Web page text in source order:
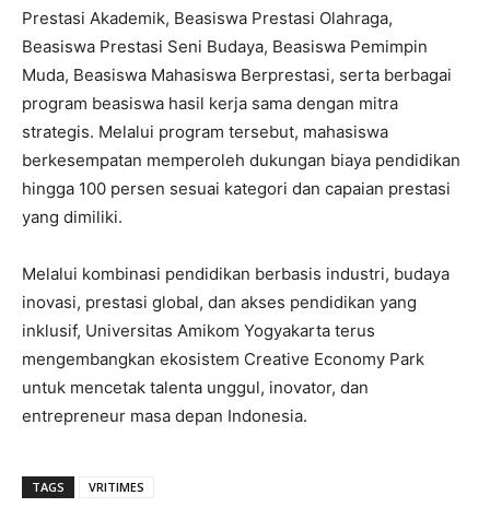
Prestasi Akademik, Beasiswa Prestasi Olahraga,
Beasiswa Prestasi Seni Budaya, Beasiswa Pemimpin
Muda, Beasiswa Mahasiswa Berprestasi, serta berbagai
program beasiswa hasil kerja sama dengan mitra
strategis. Melalui program tersebut, mahasiswa
berkesempatan memperoleh dukungan biaya pendidikan
hingga 100 persen sesuai kategori dan capaian prestasi
yang dimiliki.
Melalui kombinasi pendidikan berbasis industri, budaya
inovasi, prestasi global, dan akses pendidikan yang
inklusif, Universitas Amikom Yogyakarta terus
mengembangkan ekosistem Creative Economy Park
untuk mencetak talenta unggul, inovator, dan
entrepreneur masa depan Indonesia.
TAGS VRITIMES